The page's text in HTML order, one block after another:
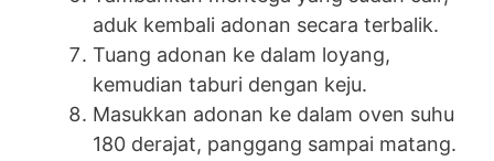
aduk kembali adonan secara terbalik.
Tuang adonan ke dalam loyang,
kemudian taburi dengan keju.
Masukkan adonan ke dalam oven suhu
180 derajat, panggang sampai matang.